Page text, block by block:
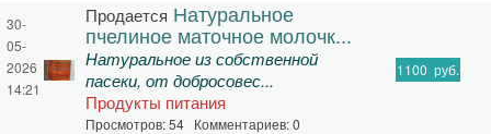
30-
05-
2026
14:21
Продается Натуральное
пчелиное маточное молочк...
Натуральное из собственной
пасеки, от добросовес...
Продукты питания
Просмотров: 54 Комментариев: 0
1100 руб.